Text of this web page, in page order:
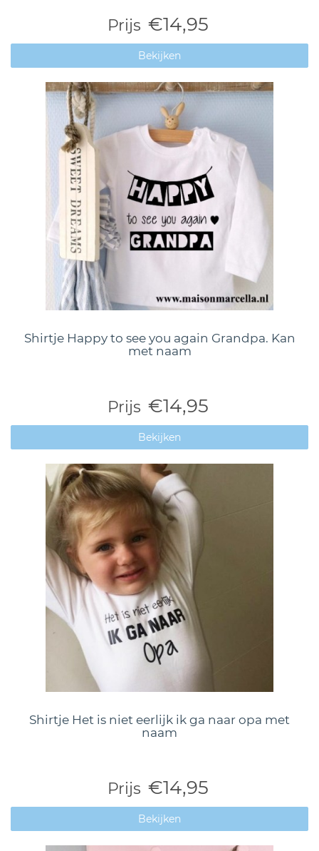
Prijs €14,95
Bekijken
Shirtje Happy to see you again Grandpa. Kan
met naam
Prijs €14,95
Bekijken
Shirtje Het is niet eerlijk ik ga naar opa met
naam
Prijs €14,95
Bekijken